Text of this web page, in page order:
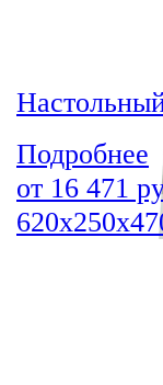
Подробнее
от 16 471